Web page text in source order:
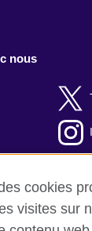
nous
cookies
visites sur